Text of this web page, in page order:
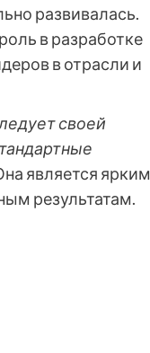
развивалась.
в разработке
в отрасли и
своей
является ярким
результатам.